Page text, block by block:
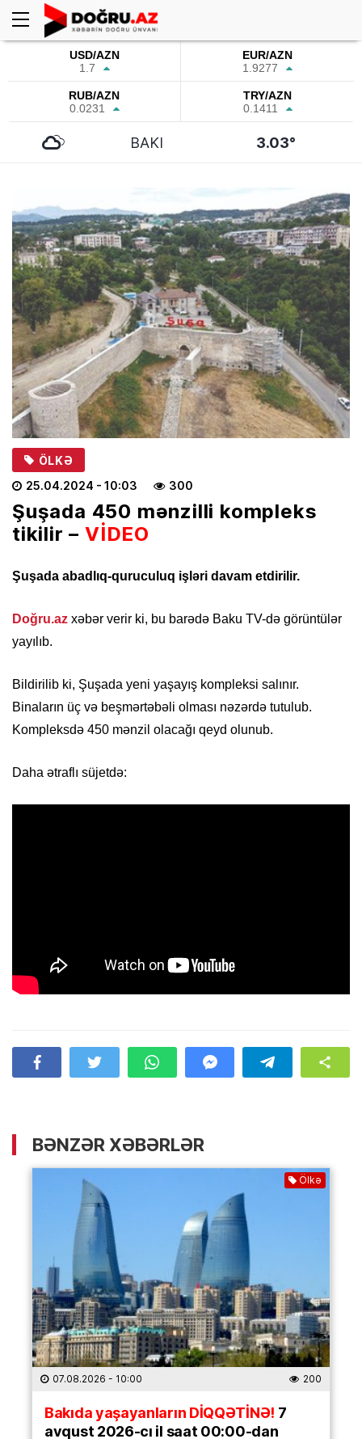
USD/AZN
1.7
EUR/AZN
1.9277
RUB/AZN
0.0231
TRY/AZN
0.1411
BAKI 3.03°
ÖLKƏ
25.04.2024 - 10:03 300
Şuşada 450 mənzilli kompleks
tikilir –VİDEO
Şuşada abadlıq-quruculuq işləri davam etdirilir.
Doğru.az xəbər verir ki, bu barədə Baku TV-də görüntülər
yayılıb.
Bildirilib ki, Şuşada yeni yaşayış kompleksi salınır.
Binaların üç və beşmərtəbəli olması nəzərdə tutulub.
Kompleksdə 450 mənzil olacağı qeyd olunub.
Daha ətraflı süjetdə:
BƏNZƏR XƏBƏRLƏR
Ölkə
07.08.2026 - 10:00 200
Bakıda yaşayanların DİQQƏTİNƏ! 7
avqust 2026-cı il saat 00:00-dan